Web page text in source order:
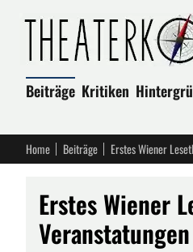
Beiträge Kritiken
Home Beiträge Erstes Wiener
Erstes Wiener